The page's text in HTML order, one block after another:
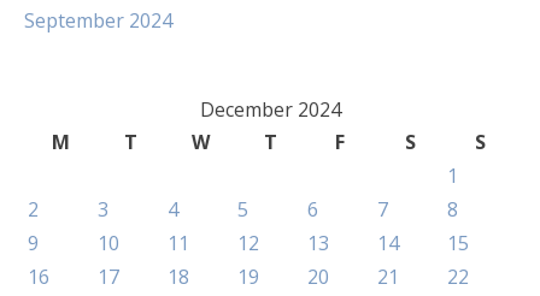
September 2024
December 2024
M
T W T F S
S
1
2
3 4 5 6 7
8
9
10 11 12 13 14
15
16
17 18 19 20 21
22